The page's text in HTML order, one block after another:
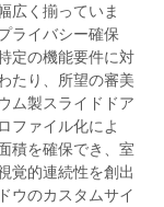
広く揃っていま
ライバシー確保
定の機能要件に対
たり、所望の審美
ム製スライドドア
ファイル化によ
積を確保でき、室
覚的連続性を創出
ウのカスタムサイ